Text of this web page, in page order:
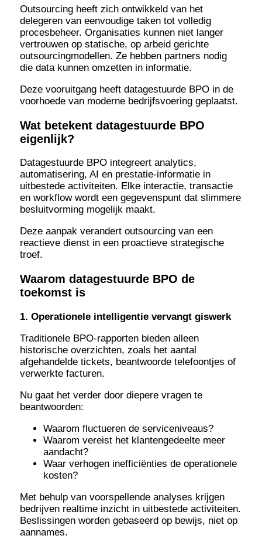
Outsourcing heeft zich ontwikkeld van het
delegeren van eenvoudige taken tot volledig
procesbeheer. Organisaties kunnen niet langer
vertrouwen op statische, op arbeid gerichte
outsourcingmodellen. Ze hebben partners nodig
die data kunnen omzetten in informatie.
Deze vooruitgang heeft datagestuurde BPO in de
voorhoede van moderne bedrijfsvoering geplaatst.
Wat betekent datagestuurde BPO
eigenlijk?
Datagestuurde BPO integreert analytics,
automatisering, AI en prestatie-informatie in
uitbestede activiteiten. Elke interactie, transactie
en workflow wordt een gegevenspunt dat slimmere
besluitvorming mogelijk maakt.
Deze aanpak verandert outsourcing van een
reactieve dienst in een proactieve strategische
troef.
Waarom datagestuurde BPO de
toekomst is
1. Operationele intelligentie vervangt giswerk
Traditionele BPO-rapporten bieden alleen
historische overzichten, zoals het aantal
afgehandelde tickets, beantwoorde telefoontjes of
verwerkte facturen.
Nu gaat het verder door diepere vragen te
beantwoorden:
Waarom fluctueren de serviceniveaus?
Waarom vereist het klantengedeelte meer
aandacht?
Waar verhogen inefficiënties de operationele
kosten?
Met behulp van voorspellende analyses krijgen
bedrijven realtime inzicht in uitbestede activiteiten.
Beslissingen worden gebaseerd op bewijs, niet op
aannames.